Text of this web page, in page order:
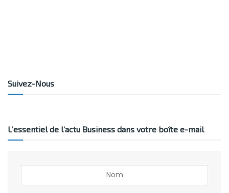
Suivez-Nous
L’essentiel de l’actu Business dans votre boîte e-mail